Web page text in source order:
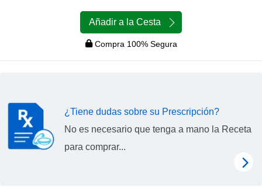
Añadir a la Cesta
Compra 100% Segura
¿Tiene dudas sobre su Prescripción?
No es necesario que tenga a mano la Receta
para comprar...